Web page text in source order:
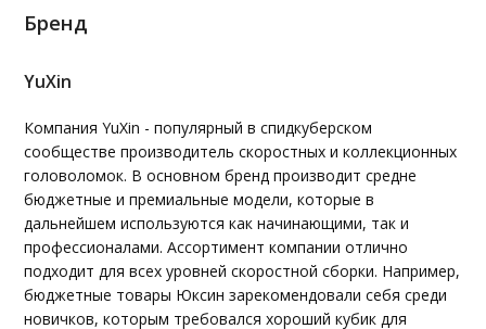
Бренд
YuXin
Компания YuXin - популярный в спидкуберском
сообществе производитель скоростных и коллекционных
головоломок. В основном бренд производит средне
бюджетные и премиальные модели, которые в
дальнейшем используются как начинающими, так и
профессионалами. Ассортимент компании отлично
подходит для всех уровней скоростной сборки. Например,
бюджетные товары Юксин зарекомендовали себя среди
новичков, которым требовался хороший кубик для